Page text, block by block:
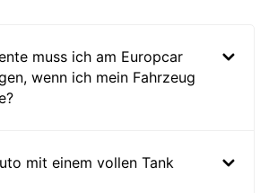
muss ich am Europcar
wenn ich mein Fahrzeug
mit einem vollen Tank